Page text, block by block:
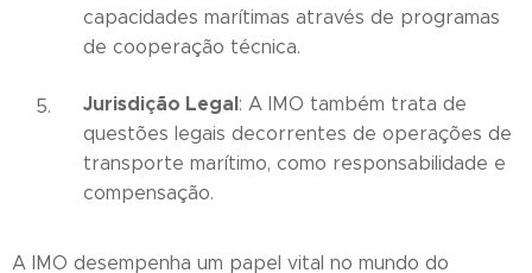
capacidades marítimas através de programas
de cooperação técnica.
Jurisdição Legal: A IMO também trata de
questões legais decorrentes de operações de
transporte marítimo, como responsabilidade e
compensação.
A IMO desempenha um papel vital no mundo do